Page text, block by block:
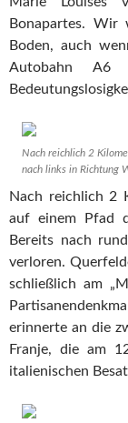
Bonapartes. Wir
Boden, auch
Autobahn
Nach reichlich 2
nach links in Richtung
Nach reichlich 2
auf einem Pfad
Bereits nach
verloren.
schließlich am
erinnerte an die
Franje, die am
italienischen